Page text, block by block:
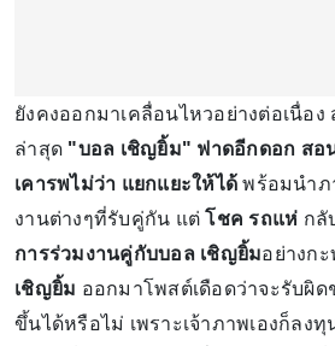
ยังคงออกมาเคลื่อนไหวอย่างต่อเนื่อ
ล่าสุด "บอล เชิญยิ้ม" ฟาดอีกดอก สอ
เคารพไม่ว่า แยกแยะให้ได้ พร้อมนำภ
งานต่างๆที่รับคู่กัน แต่ โชค รถแห่ กลั
การร่วมงานคู่กับบอล เชิญยิ้มอย่างก
เชิญยิ้ม ออกมาโพสต์เดือดว่าจะรับผิ
ขึ้นได้หรือไม่ เพราะเจ้าภาพเองก็ลง